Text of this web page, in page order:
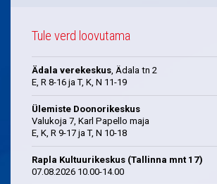
Tule verd loovutama
Ädala verekeskus, Ädala tn 2
E, R 8-16 ja T, K, N 11-19
Ülemiste Doonorikeskus
Valukoja 7, Karl Papello maja
E, K, R 9-17 ja T, N 10-18
Rapla Kultuurikeskus (Tallinna mnt 17)
07.08.2026 10.00-14.00